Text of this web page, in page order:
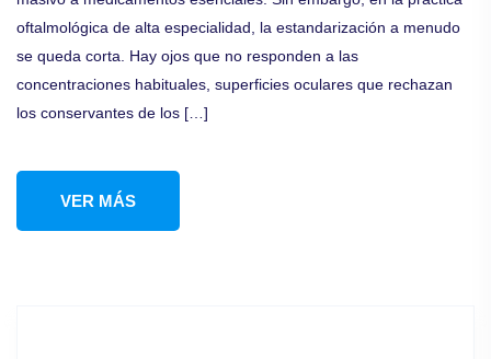
oftalmológica de alta especialidad, la estandarización a menudo
se queda corta. Hay ojos que no responden a las
concentraciones habituales, superficies oculares que rechazan
los conservantes de los […]
VER MÁS